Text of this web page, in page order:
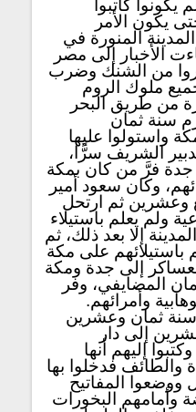
يكونوا كاتبوا
يكون الأمر
المنورة في
الأخبار إلى مصر
من الشنك وضرب
ملوك الروم
من طريق البحر
سنة ثمان
واستولوا عليها
الشريف سرًّا،
جدة فرَّ من كان بمكة
وكان سعود أمير
وعشرين ثم ارتحل
ولم يعلم باستيلاء
إلا بعد ذلك، ثم
باستيلائهم على مكة
إلى جدة ومكة
المضايفي، وفر
وأمرائهم.
ثمان وعشرين
إلى دار
إليهم أنها
والطائف فدخلوا بها
المفاتيح
وأمامهم البخورات